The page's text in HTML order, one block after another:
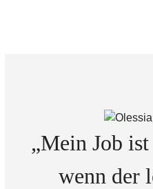
„Mein Job
wenn der